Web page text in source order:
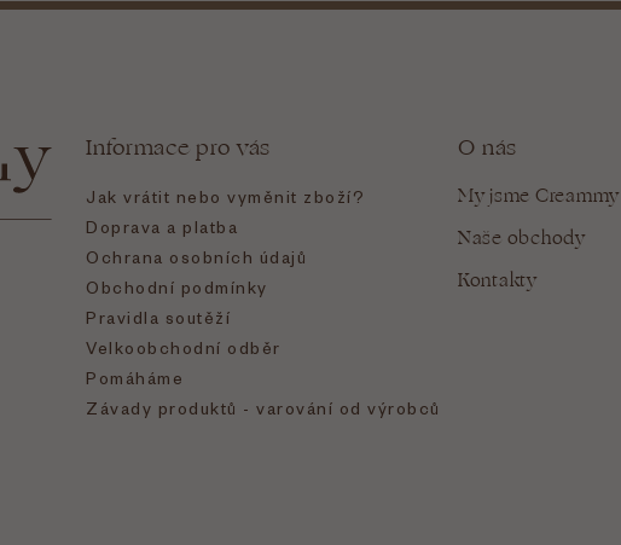
Informace pro vás
Jak vrátit nebo vyměnit zboží?
Doprava a platba
Ochrana osobních údajů
Obchodní podmínky
Pravidla soutěží
Velkoobchodní odběr
Pomáháme
Závady produktů - varování od výrobců
O nás
My jsme Creammy
Naše obchody
Kontakty